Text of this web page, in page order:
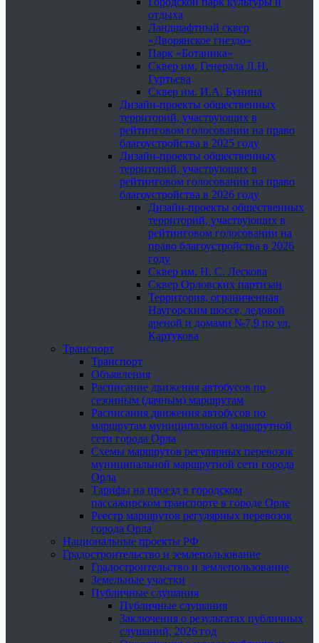
отдыха
Ландшафтный сквер
«Дворянское гнездо»
Парк «Ботаника»
Сквер им. Генерала Л.Н.
Гуртьева
Сквер им. И.А. Бунина
Дизайн-проекты общественных
территорий, участвующих в
рейтинговом голосовании на право
благоустройства в 2025 году
Дизайн-проекты общественных
территорий, участвующих в
рейтинговом голосовании на право
благоустройства в 2026 году
Дизайн-проекты общественных
территорий, участвующих в
рейтинговом голосовании на
право благоустройства в 2026
году
Сквер им. Н. С. Лескова
Сквер Орловских партизан
Территория, ограниченная
Наугорским шоссе, ледовой
ареной и домами №7,9 по ул.
Картукова
Транспорт
Транспорт
Объявления
Расписание движения автобусов по
сезонным (дачным) маршрутам
Расписания движения автобусов по
маршрутам муниципальной маршрутной
сети города Орла
Схемы маршрутов регулярных перевозок
муниципальной маршрутной сети города
Орла
Тарифы на проезд в городском
пассажирском транспорте в городе Орле
Реестр маршрутов регулярных перевозок
города Орла
Национальные проекты РФ
Градостроительство и землепользование
Градостроительство и землепользование
Земельные участки
Публичные слушания
Публичные слушания
Заключения о результатах публичных
слушаний, 2026 год